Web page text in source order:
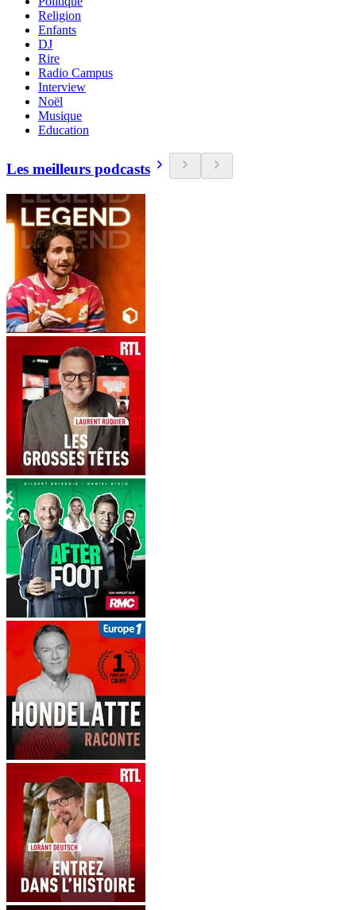
Religion
Enfants
DJ
Rire
Radio Campus
Interview
Noël
Musique
Education
Les meilleurs podcasts